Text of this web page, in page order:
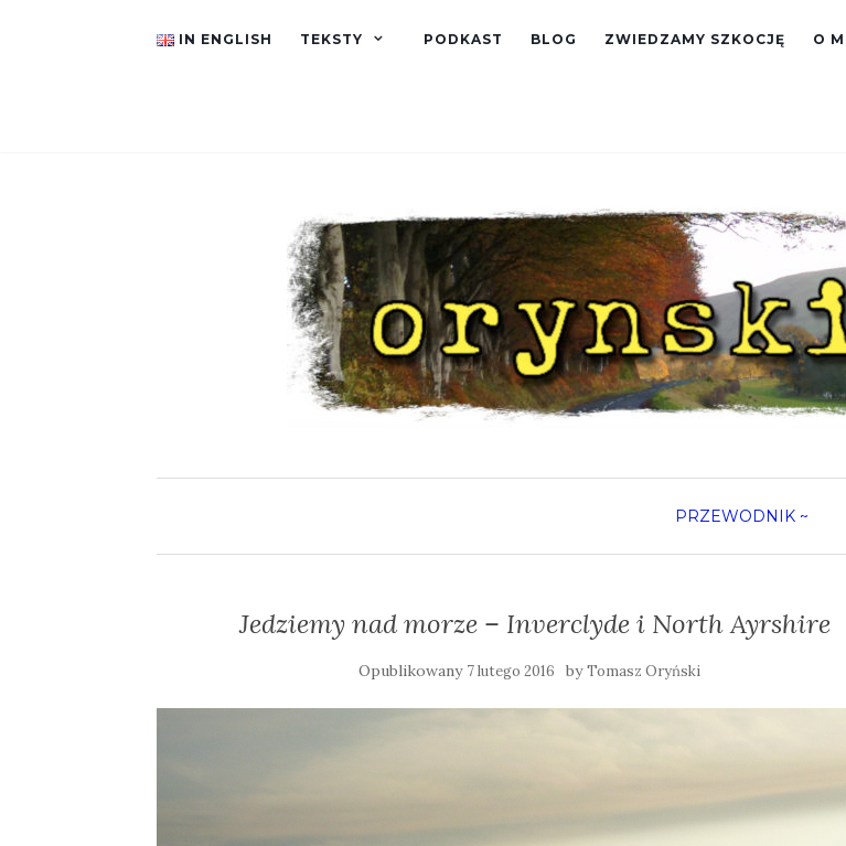
IN ENGLISH TEKSTY PODKAST BLOG ZWIEDZAMY SZKOCJĘ O
PRZEWODNIK ~
Jedziemy nad morze – Inverclyde i North Ayrshire
Opublikowany 7 lutego 2016 byTomasz Oryński